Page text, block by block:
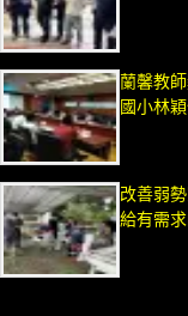
蘭馨教
國小林
改善弱
給有需